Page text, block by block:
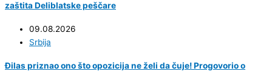
zaštita Deliblatske peščare
09.08.2026
Srbija
Đilas priznao ono što opozicija ne želi da čuje! Progovorio o